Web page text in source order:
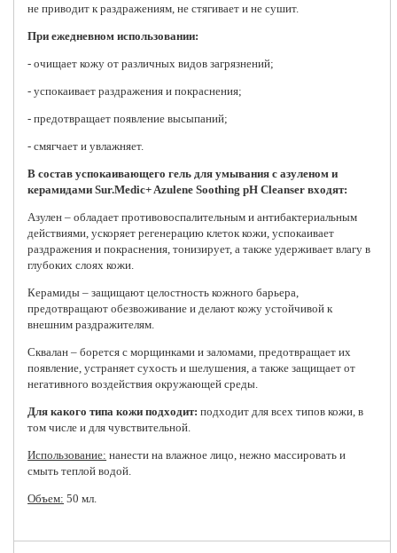
не приводит к раздражениям, не стягивает и не сушит.
При ежедневном использовании:
- очищает кожу от различных видов загрязнений;
- успокаивает раздражения и покраснения;
- предотвращает появление высыпаний;
- смягчает и увлажняет.
В состав успокаивающего гель для умывания с азуленом и
керамидами Sur.Medic+ Azulene Soothing pH Cleanser входят:
Азулен – обладает противовоспалительным и антибактериальным
действиями, ускоряет регенерацию клеток кожи, успокаивает
раздражения и покраснения, тонизирует, а также удерживает влагу в
глубоких слоях кожи.
Керамиды – защищают целостность кожного барьера,
предотвращают обезвоживание и делают кожу устойчивой к
внешним раздражителям.
Сквалан – борется с морщинками и заломами, предотвращает их
появление, устраняет сухость и шелушения, а также защищает от
негативного воздействия окружающей среды.
Для какого типа кожи подходит: подходит для всех типов кожи, в
том числе и для чувствительной.
Использование: нанести на влажное лицо, нежно массировать и
смыть теплой водой.
Объем: 50 мл.